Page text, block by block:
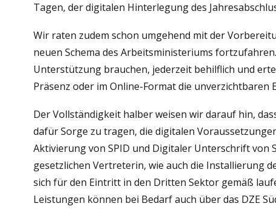
Tagen, der digitalen Hinterlegung des
Wir raten zudem schon umgehend mit der
neuen Schema des Arbeitsministeriums
Unterstützung brauchen, jederzeit behilflich und
Präsenz oder im Online-Format die unverzichtbaren
Der Vollständigkeit halber weisen wir darauf hin,
dafür Sorge zu tragen, die digitalen
Aktivierung von SPID und Digitaler Unterschrift von
gesetzlichen Vertreterin, wie auch die Installierung
sich für den Eintritt in den Dritten Sektor gemäß
Leistungen können bei Bedarf auch über das DZE